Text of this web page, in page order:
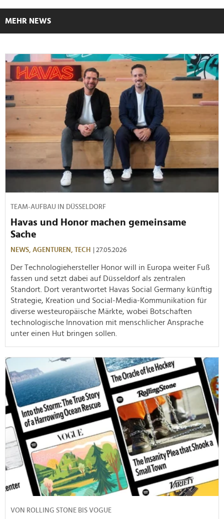
MEHR NEWS
TEAM-AUFBAU IN DÜSSELDORF
Havas und Honor machen gemeinsame
Sache
NEWS, AGENTUREN, TECH | 27.05.2026
Der Technologiehersteller Honor will in Europa weiter Fuß
fassen und setzt dabei auf Düsseldorf als zentralen
Standort. Dort verantwortet Havas Social Germany künftig
Strategie, Kreation und Social-Media-Kommunikation für
diverse westeuropäische Märkte, wobei Botschaften
technologische Innovation mit menschlicher Ansprache
unter einen Hut bringen sollen.
VON ROLLING STONE BIS VOGUE